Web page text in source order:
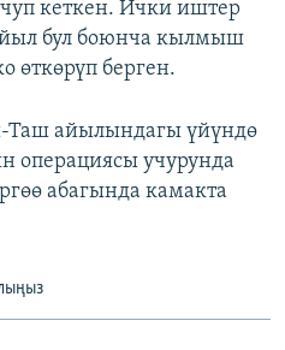
кеткен. Ички иштер
бул боюнча кылмыш
өткөрүп берген.
Таш айылындагы үйүндө
операциясы учурунда
абагында камакта